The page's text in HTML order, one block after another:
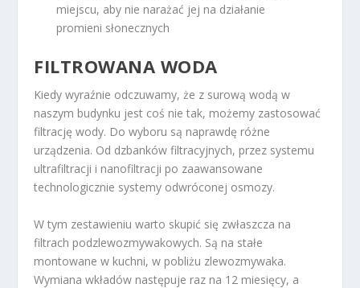
miejscu, aby nie narażać jej na działanie
promieni słonecznych
FILTROWANA WODA
Kiedy wyraźnie odczuwamy, że z surową wodą w
naszym budynku jest coś nie tak, możemy zastosować
filtrację wody. Do wyboru są naprawdę różne
urządzenia. Od dzbanków filtracyjnych, przez systemu
ultrafiltracji i nanofiltracji po zaawansowane
technologicznie systemy odwróconej osmozy.
W tym zestawieniu warto skupić się zwłaszcza na
filtrach podzlewozmywakowych. Są na stałe
montowane w kuchni, w pobliżu zlewozmywaka.
Wymiana wkładów następuje raz na 12 miesięcy, a